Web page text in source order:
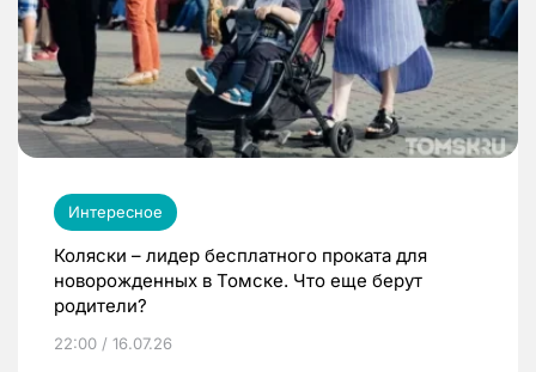
Интересное
Коляски – лидер бесплатного проката для
новорожденных в Томске. Что еще берут
родители?
22:00 / 16.07.26